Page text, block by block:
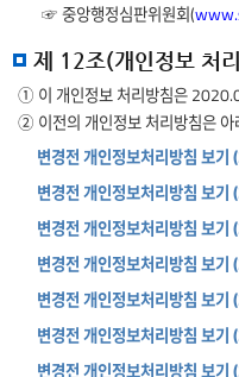
☞ 중앙행정심판위원회(
제 12조(개인정보 처
① 이 개인정보 처리방침은
② 이전의 개인정보 처리방침은 아
변경전 개인정보처리방침 보
변경전 개인정보처리방침
변경전 개인정보처리방침
변경전 개인정보처리방침
변경전 개인정보처리방침
변경전 개인정보처리방침
변경전 개인정보처리방침